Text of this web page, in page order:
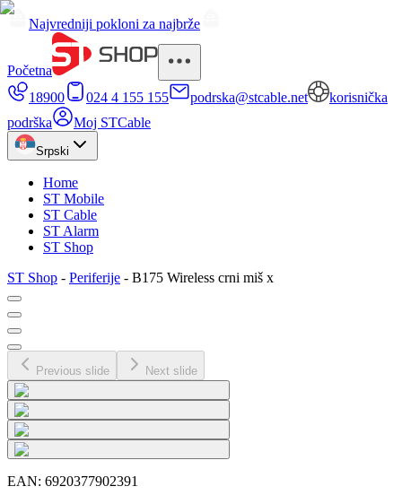
Najvredniji pokloni za najbrže
Početna
18900
024 4 155 155 podrska@stcable.net
korisnička
podrška
Moj STCable
Srpski
Home
ST Mobile
ST Cable
ST Alarm
ST Shop
ST Shop - Periferije - B175 Wireless crni miš x
Previous slide Next slide
EAN: 6920377902391